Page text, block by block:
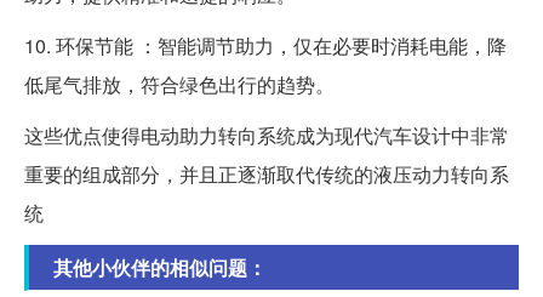
10. 环保节能 ：智能调节助力，仅在必要时消耗电能，降
低尾气排放，符合绿色出行的趋势。
这些优点使得电动助力转向系统成为现代汽车设计中非常
重要的组成部分，并且正逐渐取代传统的液压动力转向系
统
其他小伙伴的相似问题：